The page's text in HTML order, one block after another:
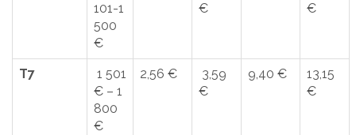
101-1
500
€
€
€
T7
1 501
€ – 1
800
€
2,56 €
3,59
€
9,40 €
13,15
€